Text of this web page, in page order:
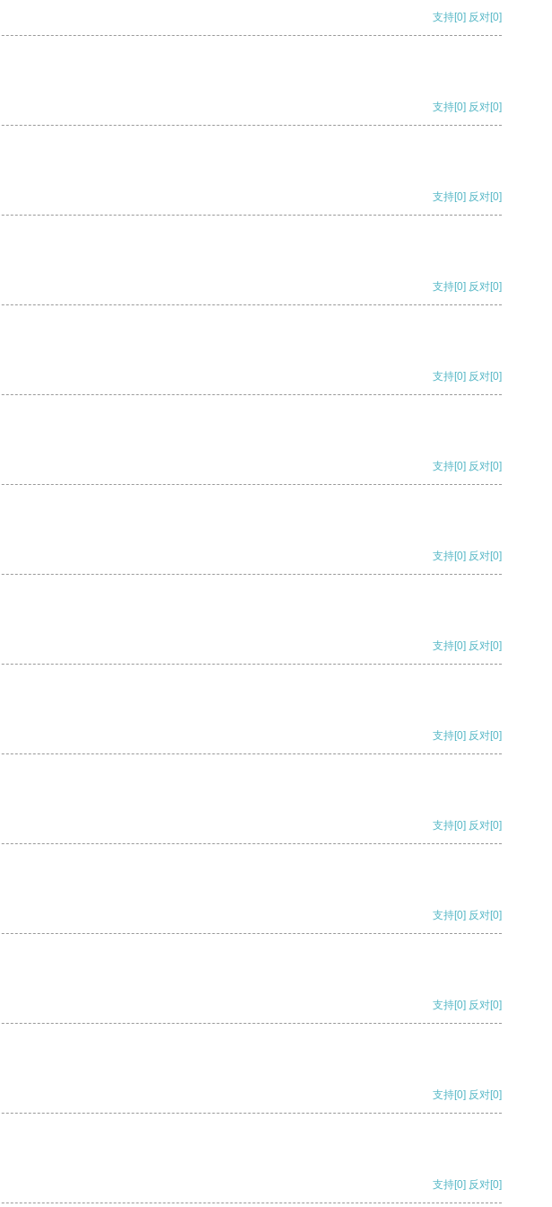
支持[0] 反对[0]
支持[0] 反对[0]
支持[0] 反对[0]
支持[0] 反对[0]
支持[0] 反对[0]
支持[0] 反对[0]
支持[0] 反对[0]
支持[0] 反对[0]
支持[0] 反对[0]
支持[0] 反对[0]
支持[0] 反对[0]
支持[0] 反对[0]
支持[0] 反对[0]
支持[0] 反对[0]